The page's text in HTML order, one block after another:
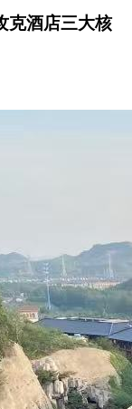
克酒店三大核